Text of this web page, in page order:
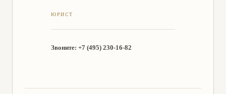
Звоните: +7 (495) 230-16-82